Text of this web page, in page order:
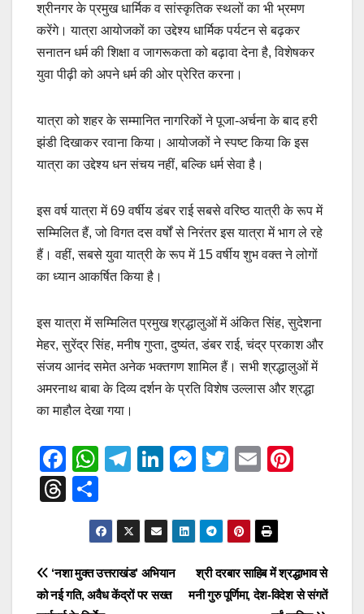
श्रीनगर के प्रमुख धार्मिक व सांस्कृतिक स्थलों का भी भ्रमण
करेंगे। यात्रा आयोजकों का उद्देश्य धार्मिक पर्यटन से बढ़कर
सनातन धर्म की शिक्षा व जागरूकता को बढ़ावा देना है, विशेषकर
युवा पीढ़ी को अपने धर्म की ओर प्रेरित करना।
यात्रा को शहर के सम्मानित नागरिकों ने पूजा-अर्चना के बाद हरी
झंडी दिखाकर रवाना किया। आयोजकों ने स्पष्ट किया कि इस
यात्रा का उद्देश्य धन संचय नहीं, बल्कि धर्म सेवा है।
इस वर्ष यात्रा में 69 वर्षीय डंबर राई सबसे वरिष्ठ यात्री के रूप में
सम्मिलित हैं, जो विगत दस वर्षों से निरंतर इस यात्रा में भाग ले रहे
हैं। वहीं, सबसे युवा यात्री के रूप में 15 वर्षीय शुभ वक्त ने लोगों
का ध्यान आकर्षित किया है।
इस यात्रा में सम्मिलित प्रमुख श्रद्धालुओं में अंकित सिंह, सुदेशना
मेहर, सुरेंद्र सिंह, मनीष गुप्ता, दुष्यंत, डंबर राई, चंद्र प्रकाश और
संजय आनंद समेत अनेक भक्तगण शामिल हैं। सभी श्रद्धालुओं में
अमरनाथ बाबा के दिव्य दर्शन के प्रति विशेष उल्लास और श्रद्धा
का माहौल देखा गया।
F
a
c
b
o
W
s
A
p
T
gr
a
m
Li
e
dI
n
M
e
n
g
T
er
E
st
T
hr
a
d
h
ar
e
Post
श्री दरबार साहिब में श्रद्धाभाव से
मनी गुरु पूर्णिमा, देश-विदेश से संगतें
‘नशा मुक्त उत्तराखंड’ अभियान
को नई गति, अवैध केंद्रों पर सख्त